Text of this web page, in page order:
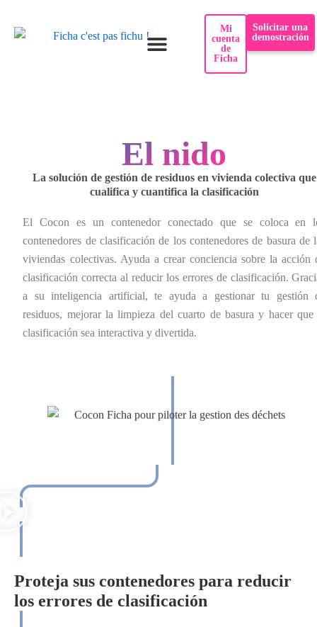
al
Mi
cuenta
de
Ficha
Solicitar una
demostración
El nido
La solución de gestión de residuos en vivienda colectiva que
cualifica y cuantifica la clasificación
El Cocon es un contenedor conectado que se coloca en
contenedores de clasificación de los contenedores de basura de
viviendas colectivas. Ayuda a crear conciencia sobre la acción
clasificación correcta al reducir los errores de clasificación.
a su inteligencia artificial, te ayuda a gestionar tu gestión
residuos, mejorar la limpieza del cuarto de basura y hacer que
clasificación sea interactiva y divertida.
Proteja sus contenedores para reducir
los errores de clasificación